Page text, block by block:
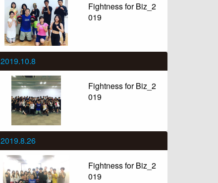
Fightness for Biz_2
019
2019.10.8
Fightness for Biz_2
019
2019.8.26
Fightness for Biz_2
019